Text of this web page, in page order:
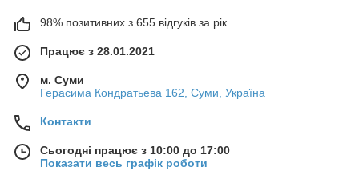
98% позитивних з 655 відгуків за рік
Працює з 28.01.2021
м. Суми
Герасима Кондратьева 162, Суми, Україна
Контакти
Сьогодні працює з 10:00 до 17:00
Показати весь графік роботи